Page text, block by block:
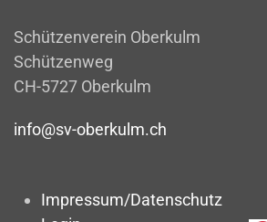
Schützenverein Oberkulm
Schützenweg
CH-5727 Oberkulm
info@sv-oberkulm.ch
Impressum/Datenschutz